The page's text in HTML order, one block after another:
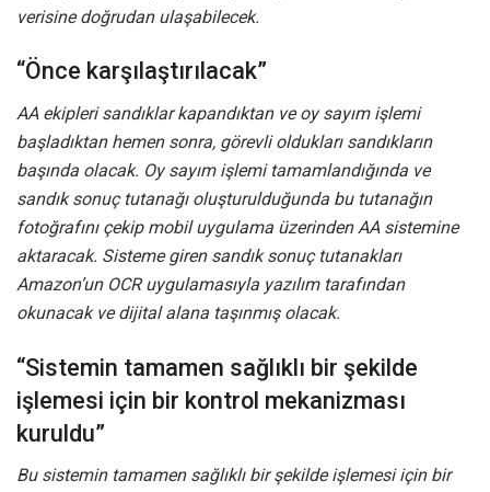
verisine doğrudan ulaşabilecek.
“Önce karşılaştırılacak”
AA ekipleri sandıklar kapandıktan ve oy sayım işlemi
başladıktan hemen sonra, görevli oldukları sandıkların
başında olacak. Oy sayım işlemi tamamlandığında ve
sandık sonuç tutanağı oluşturulduğunda bu tutanağın
fotoğrafını çekip mobil uygulama üzerinden AA sistemine
aktaracak. Sisteme giren sandık sonuç tutanakları
Amazon’un OCR uygulamasıyla yazılım tarafından
okunacak ve dijital alana taşınmış olacak.
“Sistemin tamamen sağlıklı bir şekilde
işlemesi için bir kontrol mekanizması
kuruldu”
Bu sistemin tamamen sağlıklı bir şekilde işlemesi için bir